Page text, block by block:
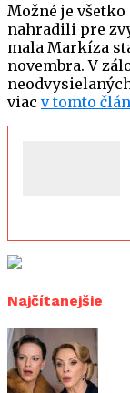
Možné je
nahradili pre
mala Markíza
novembra. V
viac v tomto
Najčítanejšie